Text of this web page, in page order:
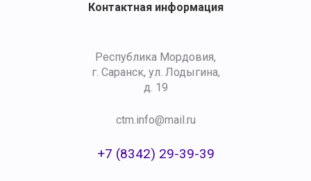
Контактная информация
Республика Мордовия,
г. Саранск, ул. Лодыгина,
д. 19
ctm.info@mail.ru
+7 (8342) 29-39-39